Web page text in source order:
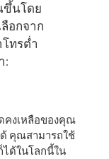
ขึ้นโดย
อกจาก
ทรต่ำ
:
คงเหลือของคุณ
คุณสามารถใช้
ได้ในโลกนี้ใน